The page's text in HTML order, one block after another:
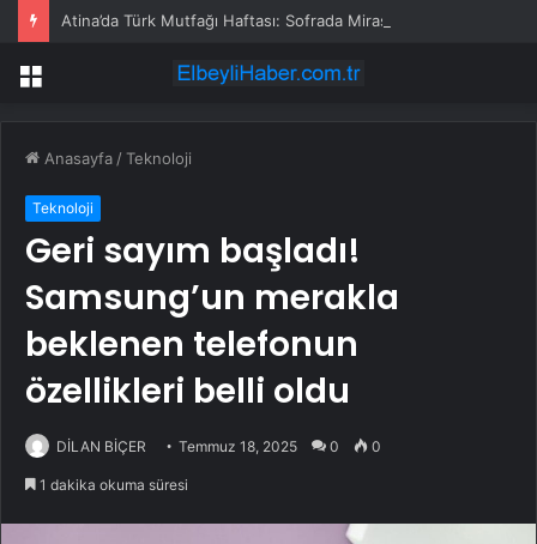
Atina’da Türk Mutfağı Haftası: Sofrada Miras
Menü
Anasayfa /Teknoloji
Teknoloji
Geri sayım başladı!
Samsung’un merakla
beklenen telefonun
özellikleri belli oldu
DİLAN BİÇER Temmuz 18, 2025 0 0
1 dakika okuma süresi